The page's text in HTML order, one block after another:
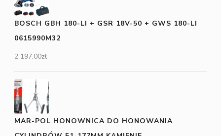
BOSCH GBH 180-LI + GSR 18V-50 + GWS 180-LI
0615990M32
2 197,00zł
MAR-POL HONOWNICA DO HONOWANIA